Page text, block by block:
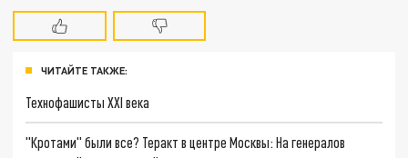
ЧИТАЙТЕ ТАКЖЕ:
Технофашисты XXI века
"Кротами" были все? Теракт в центре Москвы: На генералов